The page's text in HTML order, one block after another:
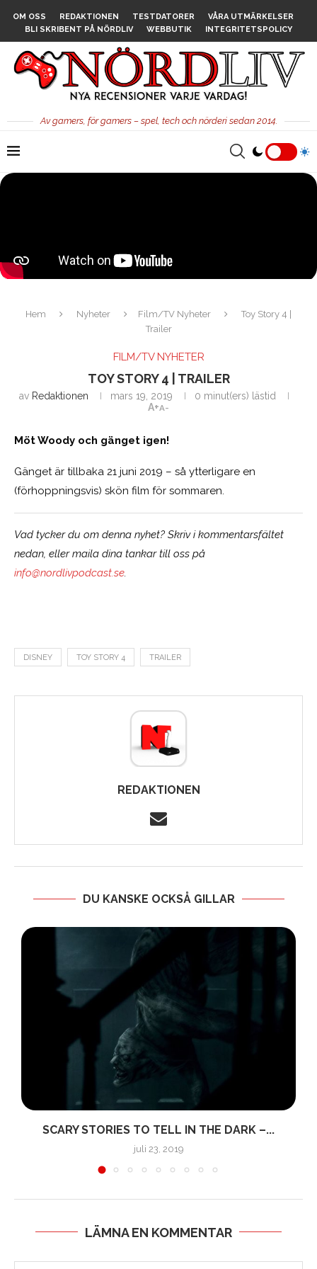
OM OSS REDAKTIONEN TESTDATORER
VÅRA UTMÄRKELSER
BLI SKRIBENT PÅ NÖRDLIV
WEBBUTIK INTEGRITETSPOLICY
Av gamers, för gamers – spel, tech och nörderi sedan 2014.
Hem Nyheter Film/TV Nyheter
Toy Story 4 |
Trailer
FILM/TV NYHETER
TOY STORY 4 | TRAILER
av Redaktionen mars 19, 2019
0 minut(ers) lästid
A+A-
Möt Woody och gänget igen!
Gänget är tillbaka 21 juni 2019 – så ytterligare en
(förhoppningsvis) skön film för sommaren.
Vad tycker du om denna nyhet? Skriv i kommentarsfältet
nedan, eller maila dina tankar till oss på
info@nordlivpodcast.se.
DISNEY TOY STORY 4 TRAILER
REDAKTIONEN
DU KANSKE OCKSÅ GILLAR
SCARY STORIES TO TELL IN THE DARK –...
juli 23, 2019
LÄMNA EN KOMMENTAR